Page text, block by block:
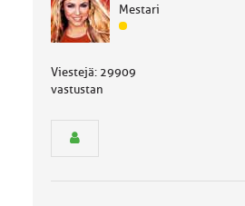
Mestari
J
e
Viestejä: 29909
vastustan